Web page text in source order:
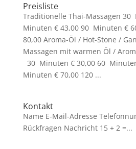
Preisliste
Traditionelle Thai-Massagen 30
Minuten € 43,00 90 Minuten €
80,00 Aroma-Öl / Hot-Stone /
Massagen mit warmen Öl /
30 Minuten € 30,00 60
Minuten € 70,00 120 ...
Kontakt
Name E-Mail-Adresse
Rückfragen Nachricht 15 + 2 =...